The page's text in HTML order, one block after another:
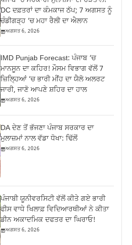
DC ਦਫ਼ਤਰਾਂ ਦਾ ਕੰਮਕਾਜ ਠੱਪ; 7 ਅਗਸਤ ਨੂੰ
ਚੰਡੀਗੜ੍ਹ ‘ਚ ਮਹਾ ਰੈਲੀ ਦਾ ਐਲਾਨ
ਅਗਸਤ 6, 2026
IMD Punjab Forecast: ਪੰਜਾਬ ‘ਚ
ਮਾਨਸੂਨ ਦਾ ਕਹਿਰ! ਮੌਸਮ ਵਿਭਾਗ ਵੱਲੋਂ 7
ਜ਼ਿਲ੍ਹਿਆਂ ‘ਚ ਭਾਰੀ ਮੀਂਹ ਦਾ ਯੈਲੋ ਅਲਰਟ
ਜਾਰੀ, ਜਾਣੋ ਆਪਣੇ ਸ਼ਹਿਰ ਦਾ ਹਾਲ
ਅਗਸਤ 6, 2026
DA ਦੇਣ‌ ਤੋਂ ਭੱਜਣਾ ਪੰਜਾਬ ਸਰਕਾਰ ਦਾ
ਮੁਲਾਜ਼ਮਾਂ ਨਾਲ ਵੱਡਾ ਧੋਖਾ: ਢਿੱਲੋਂ
ਅਗਸਤ 6, 2026
ਪੰਜਾਬੀ ਯੂਨੀਵਰਸਿਟੀ ਵੱਲੋਂ ਕੀਤੇ ਗਏ ਭਾਰੀ
ਫੀਸ ਵਾਧੇ ਖਿਲਾਫ਼ ਵਿਦਿਆਰਥੀਆਂ ਨੇ ਕੀਤਾ
ਡੀਨ ਅਕਾਦਮਿਕ ਦਫਤਰ ਦਾ ਘਿਰਾਓ!
ਅਗਸਤ 6, 2026